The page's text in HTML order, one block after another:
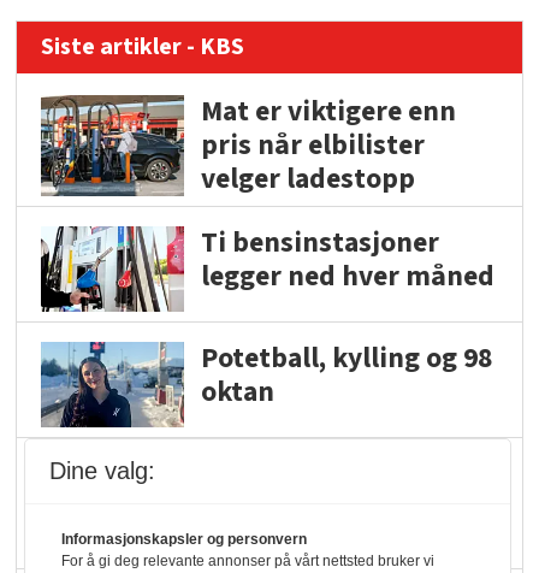
Siste artikler - KBS
Mat er viktigere enn
pris når elbilister
velger ladestopp
Ti bensinstasjoner
legger ned hver måned
Potetball, kylling og 98
oktan
serveringstilbud
Dine valg:
Informasjonskapsler og personvern
For å gi deg relevante annonser på vårt nettsted bruker vi